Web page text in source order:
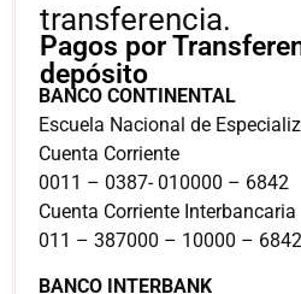
transferencia.
BANCO CONTINENTAL
Escuela Nacional de
Cuenta Corriente
0011 – 0387- 010000 – 6842
Cuenta Corriente Interbancaria
011 – 387000 – 10000 –
BANCO INTERBANK
Pagos por
depósito